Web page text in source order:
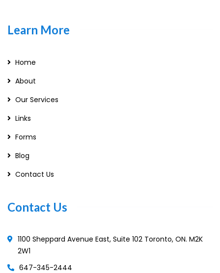
Learn More
Home
About
Our Services
Links
Forms
Blog
Contact Us
Contact Us
1100 Sheppard Avenue East, Suite 102 Toronto, ON. M2K
2W1
647-345-2444